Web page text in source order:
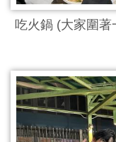
吃火鍋 (大家圍